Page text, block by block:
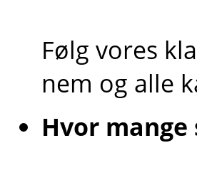
Følg vores
nem og alle
Hvor